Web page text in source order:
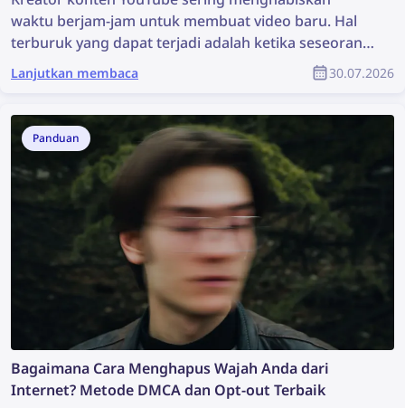
waktu berjam-jam untuk membuat video baru. Hal
terburuk yang dapat terjadi adalah ketika seseorang
mencurinya, menggunakannya kembali tanpa izin,
dan kreator tersebut tidak mendapatkan
Bagaimana cara menemukan konten yang dicuri dan
melindungi hak cipta Anda sebagai bagian dari
komunitas YouTube?
Lanjutkan membaca 30.07.2026
Panduan
Bagaimana Cara Menghapus Wajah Anda dari
Internet? Metode DMCA dan Opt-out Terbaik